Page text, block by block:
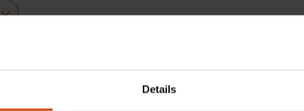
Details